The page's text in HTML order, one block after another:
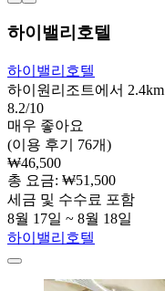
하이밸리호텔
하이밸리호텔
하이원리조트에서 2.4km
8.2/10
매우 좋아요
(이용 후기 76개)
₩46,500
총 요금: ₩51,500
세금 및 수수료 포함
8월 17일 ~ 8월 18일
하이밸리호텔